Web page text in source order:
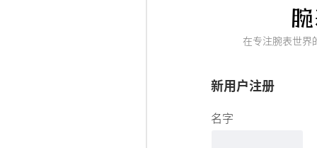
在专注腕表世界
新用户注册
名字